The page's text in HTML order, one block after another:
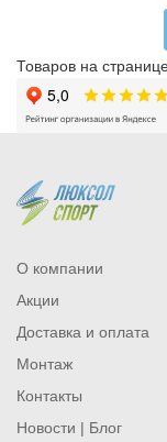
Товаров на
О компании
Акции
Доставка и оплата
Монтаж
Контакты
Новости | Блог